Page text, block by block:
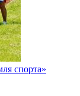
спорта»